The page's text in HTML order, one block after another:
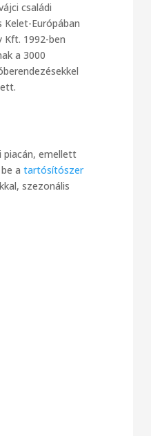
családi
Európában
Kft. 1992-ben
a 3000
emellett
be atartósítószer
szezonális